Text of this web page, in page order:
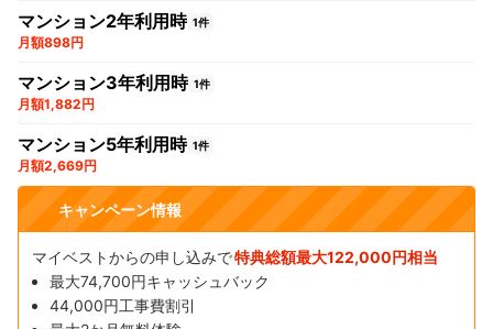
マンション2年利用時 1件
月額898円
マンション3年利用時 1件
月額1,882円
マンション5年利用時 1件
月額2,669円
キャンペーン情報
マイベストからの申し込みで特典総額最大122,000円相当
最大74,700円キャッシュバック
44,000円工事費割引